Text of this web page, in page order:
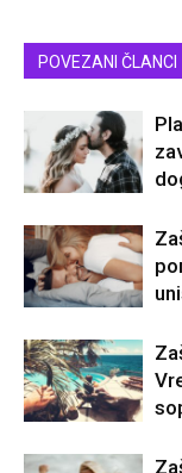
POVEZANI ČLANCI